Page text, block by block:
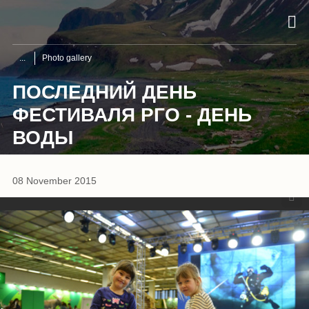
Photo gallery
ПОСЛЕДНИЙ ДЕНЬ
ФЕСТИВАЛЯ РГО - ДЕНЬ
ВОДЫ
08 November 2015